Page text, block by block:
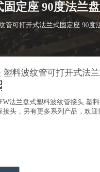
定座 90度法兰
管可打开式法兰式固定座 90度
料波纹管可打开式法
法兰盘式塑料波纹管接头 塑
头，另有更多系列产品，欢迎